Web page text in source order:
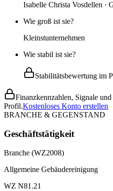
Isabelle Christa Vosdellen ·
Wie groß ist sie?
Kleinstunternehmen
Wie stabil ist sie?
Stabilitätsbewertung im
Finanzkennzahlen, Signale
Profil.Kostenloses Konto erstellen
BRANCHE & GEGENSTAND
Geschäftstätigkeit
Branche (WZ2008)
Allgemeine Gebäudereinigung
WZ N81.21